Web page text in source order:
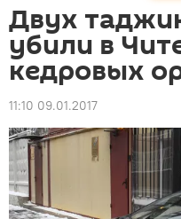
Двух
убили в
кедровых
11:10 09.01.2017